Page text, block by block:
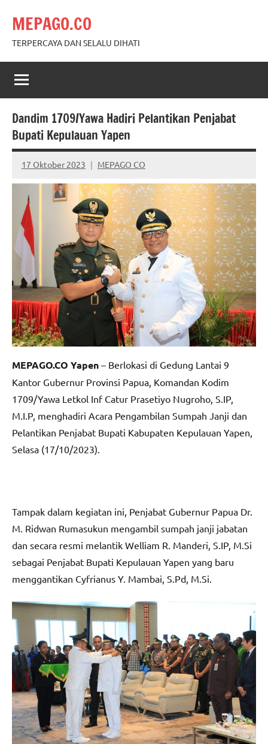
content
MEPAGO.CO
TERPERCAYA DAN SELALU DIHATI
Dandim 1709/Yawa Hadiri Pelantikan Penjabat
Bupati Kepulauan Yapen
17 Oktober 2023 MEPAGO CO
No
comments
MEPAGO.CO Yapen – Berlokasi di Gedung Lantai 9
Kantor Gubernur Provinsi Papua, Komandan Kodim
1709/Yawa Letkol Inf Catur Prasetiyo Nugroho, S.IP,
M.I.P, menghadiri Acara Pengambilan Sumpah Janji dan
Pelantikan Penjabat Bupati Kabupaten Kepulauan Yapen,
Selasa (17/10/2023).
Tampak dalam kegiatan ini, Penjabat Gubernur Papua Dr.
M. Ridwan Rumasukun mengambil sumpah janji jabatan
dan secara resmi melantik Welliam R. Manderi, S.IP, M.Si
sebagai Penjabat Bupati Kepulauan Yapen yang baru
menggantikan Cyfrianus Y. Mambai, S.Pd, M.Si.